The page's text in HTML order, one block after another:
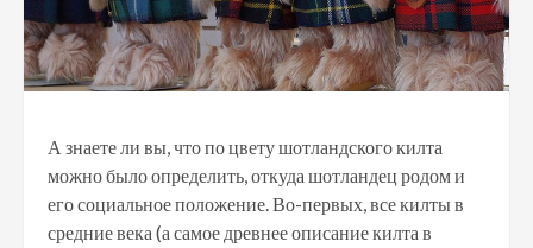
А знаете ли вы, что по цвету шотландского килта
можно было определить, откуда шотландец родом и
его социальное положение. Во-первых, все килты в
средние века (а самое древнее описание килта в